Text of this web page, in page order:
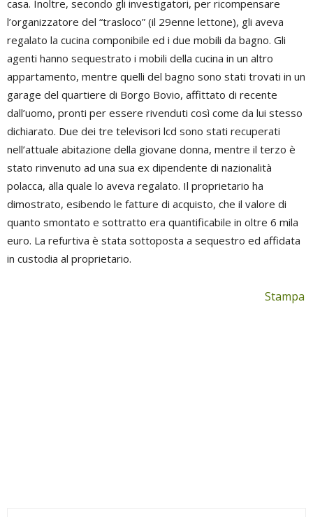
casa. Inoltre, secondo gli investigatori, per ricompensare
l’organizzatore del “trasloco” (il 29enne lettone), gli aveva
regalato la cucina componibile ed i due mobili da bagno. Gli
agenti hanno sequestrato i mobili della cucina in un altro
appartamento, mentre quelli del bagno sono stati trovati in un
garage del quartiere di Borgo Bovio, affittato di recente
dall’uomo, pronti per essere rivenduti così come da lui stesso
dichiarato. Due dei tre televisori lcd sono stati recuperati
nell’attuale abitazione della giovane donna, mentre il terzo è
stato rinvenuto ad una sua ex dipendente di nazionalità
polacca, alla quale lo aveva regalato. Il proprietario ha
dimostrato, esibendo le fatture di acquisto, che il valore di
quanto smontato e sottratto era quantificabile in oltre 6 mila
euro. La refurtiva è stata sottoposta a sequestro ed affidata
in custodia al proprietario.
Stampa